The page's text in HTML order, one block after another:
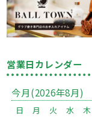
営業日カレンダー
今月(2026年8月)
日 月 火 水 木